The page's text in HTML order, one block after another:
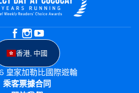
香港, 中國
皇家加勒比國際遊輪
乘客票據合同